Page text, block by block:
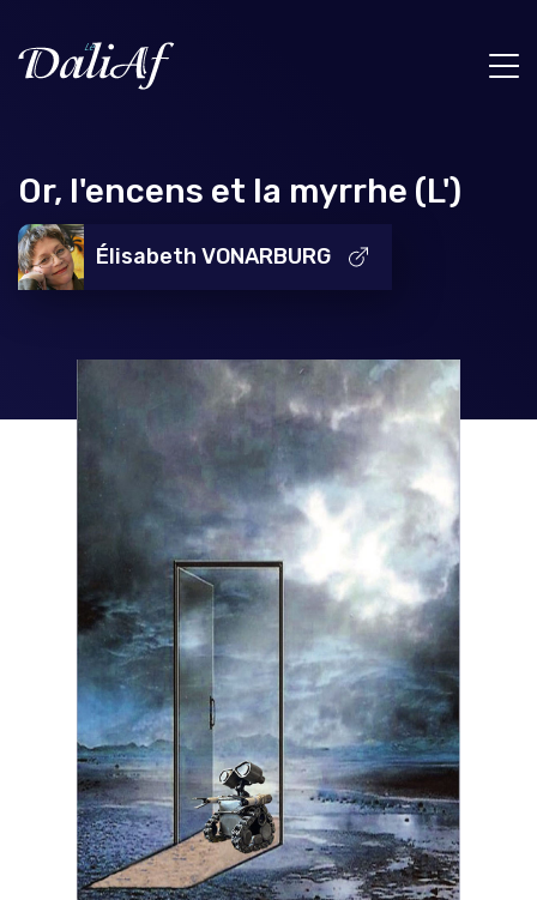
Or, l'encens et la myrrhe (L')
Élisabeth VONARBURG